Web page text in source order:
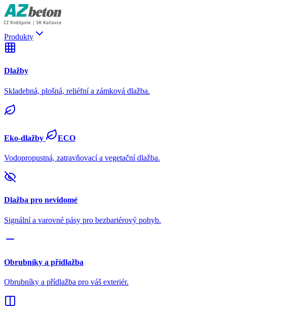
Produkty
Dlažby
Skladebná, plošná, reliéfní a zámková dlažba.
Eko-dlažby ECO
Vodopropustná, zatravňovací a vegetační dlažba.
Dlažba pro nevidomé
Signální a varovné pásy pro bezbariérový pohyb.
Obrubníky a přídlažba
Obrubníky a přídlažba pro váš exteriér.